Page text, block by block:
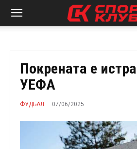
Покрената е
УЕФА
ФУДБАЛ 07/06/2025